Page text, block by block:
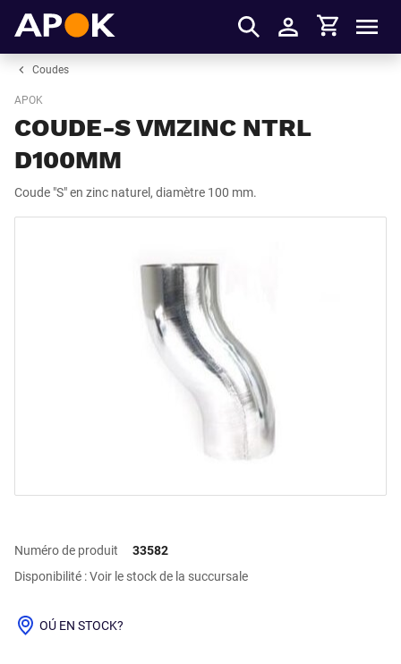
S'identifier
Panier
Coudes
APOK
COUDE-S VMZINC NTRL
D100MM
Coude "S" en zinc naturel, diamètre 100 mm.
Numéro de produit
33582
Disponibilité : Voir le stock de la succursale
OÚ EN STOCK?